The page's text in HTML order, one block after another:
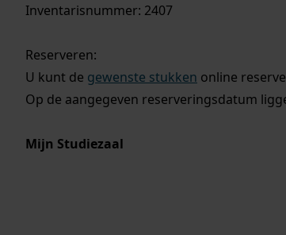
Inventarisnummer: 2407
Reserveren:
U kunt de gewenste stukken online
Op de aangegeven reserveringsdatum
Mijn Studiezaal